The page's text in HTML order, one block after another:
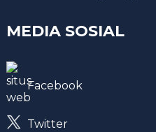
MEDIA SOSIAL
Facebook
Twitter